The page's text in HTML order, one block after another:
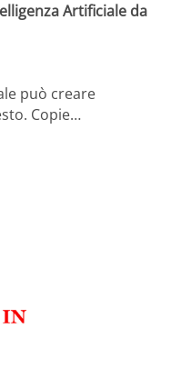
Artificiale da
può creare
Copie…